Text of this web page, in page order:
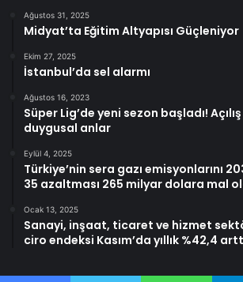
Ağustos 31, 2025
Midyat’ta Eğitim Altyapısı Güçleniyor
Ekim 27, 2025
İstanbul’da sel alarmı
Ağustos 16, 2023
Süper Lig’de yeni sezon başladı!
duygusal anlar
Eylül 4, 2025
Türkiye’nin sera gazı emisyonlarını
35 azaltması 265 milyar dolara mal
Ocak 13, 2025
Sanayi, inşaat, ticaret ve hizmet
ciro endeksi Kasım’da yıllık %42,4